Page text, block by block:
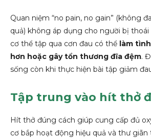
Quan niệm “no pain, no gain” (không
quả) không áp dụng cho người bị thoái
cơ thể tập qua cơn đau có thể làm
hơn hoặc gây tổn thương đĩa đệm.
sống còn khi thực hiện bài tập giảm
Tập trung vào hít thở
Hít thở đúng cách giúp cung cấp đủ
cơ bắp hoạt động hiệu quả và thư giãn